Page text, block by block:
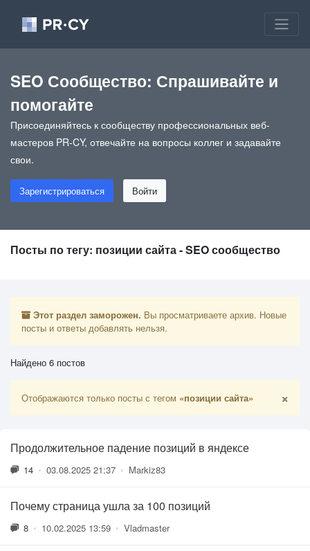
SEO Сообщество: Спрашивайте и
помогайте
Присоединяйтесь к сообществу профессиональных веб-
мастеров PR-CY, отвечайте на вопросы коллег и задавайте
свои.
Зарегистрироваться Войти
Посты по тегу: позиции сайта - SEO сообщество
Этот раздел заморожен. Вы просматриваете архив. Новые
посты и ответы добавлять нельзя.
Найдено 6 постов
Отображаются только посты с тегом «позиции сайта» ×
Продолжительное падение позиций в яндексе
14 • 03.08.2025 21:37 • Markiz83
Почему страница ушла за 100 позиций
8 • 10.02.2025 13:59 • Vladmaster